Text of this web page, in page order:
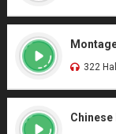
322